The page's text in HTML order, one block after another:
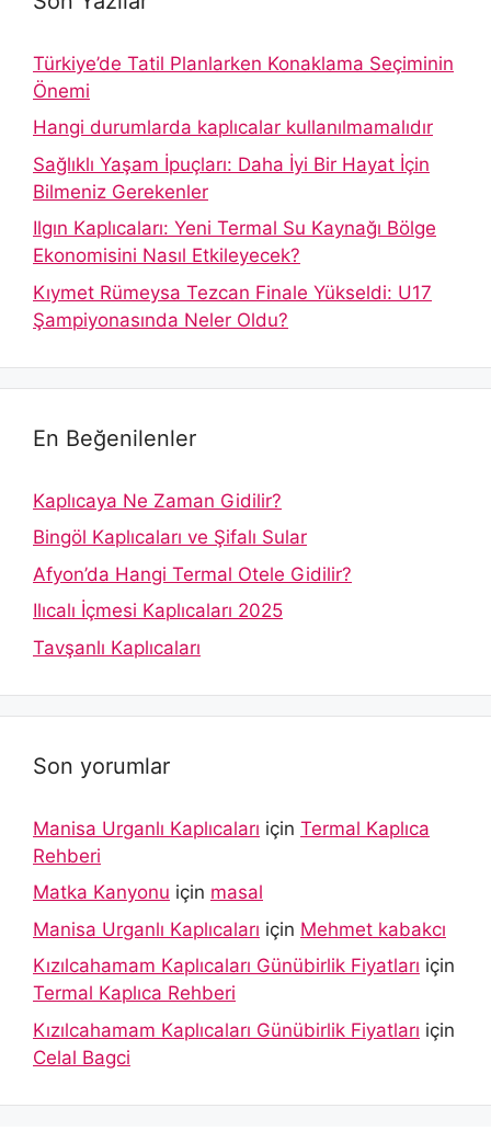
Türkiye’de Tatil Planlarken Konaklama Seçiminin
Önemi
Hangi durumlarda kaplıcalar kullanılmamalıdır
Sağlıklı Yaşam İpuçları: Daha İyi Bir Hayat İçin
Bilmeniz Gerekenler
Ilgın Kaplıcaları: Yeni Termal Su Kaynağı Bölge
Ekonomisini Nasıl Etkileyecek?
Kıymet Rümeysa Tezcan Finale Yükseldi: U17
Şampiyonasında Neler Oldu?
En Beğenilenler
Kaplıcaya Ne Zaman Gidilir?
Bingöl Kaplıcaları ve Şifalı Sular
Afyon’da Hangi Termal Otele Gidilir?
Ilıcalı İçmesi Kaplıcaları 2025
Tavşanlı Kaplıcaları
Son yorumlar
Manisa Urganlı Kaplıcaları için Termal Kaplıca
Rehberi
Matka Kanyonu için masal
Manisa Urganlı Kaplıcaları için Mehmet kabakcı
Kızılcahamam Kaplıcaları Günübirlik Fiyatları için
Termal Kaplıca Rehberi
Kızılcahamam Kaplıcaları Günübirlik Fiyatları için
Celal Bagci